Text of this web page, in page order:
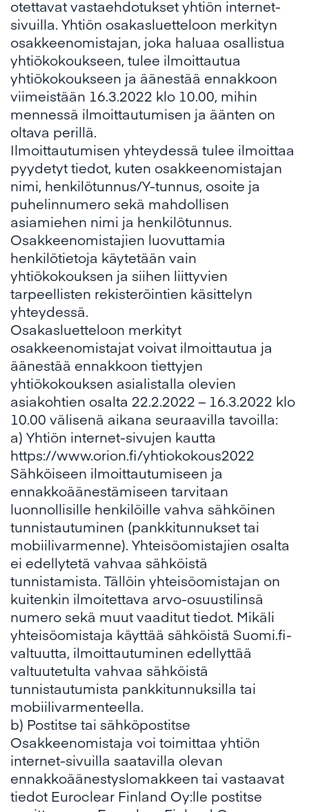
otettavat vastaehdotukset yhtiön internet-
sivuilla. Yhtiön osakasluetteloon merkityn
osakkeenomistajan, joka haluaa osallistua
yhtiökokoukseen, tulee ilmoittautua
yhtiökokoukseen ja äänestää ennakkoon
viimeistään 16.3.2022 klo 10.00, mihin
mennessä ilmoittautumisen ja äänten on
oltava perillä.
Ilmoittautumisen yhteydessä tulee ilmoittaa
pyydetyt tiedot, kuten osakkeenomistajan
nimi, henkilötunnus/Y-tunnus, osoite ja
puhelinnumero sekä mahdollisen
asiamiehen nimi ja henkilötunnus.
Osakkeenomistajien luovuttamia
henkilötietoja käytetään vain
yhtiökokouksen ja siihen liittyvien
tarpeellisten rekisteröintien käsittelyn
yhteydessä.
Osakasluetteloon merkityt
osakkeenomistajat voivat ilmoittautua ja
äänestää ennakkoon tiettyjen
yhtiökokouksen asialistalla olevien
asiakohtien osalta 22.2.2022 – 16.3.2022 klo
10.00 välisenä aikana seuraavilla tavoilla:
a) Yhtiön internet-sivujen kautta
https://www.orion.fi/yhtiokokous2022
Sähköiseen ilmoittautumiseen ja
ennakkoäänestämiseen tarvitaan
luonnollisille henkilöille vahva sähköinen
tunnistautuminen (pankkitunnukset tai
mobiilivarmenne). Yhteisöomistajien osalta
ei edellytetä vahvaa sähköistä
tunnistamista. Tällöin yhteisöomistajan on
kuitenkin ilmoitettava arvo-osuustilinsä
numero sekä muut vaaditut tiedot. Mikäli
yhteisöomistaja käyttää sähköistä Suomi.fi-
valtuutta, ilmoittautuminen edellyttää
valtuutetulta vahvaa sähköistä
tunnistautumista pankkitunnuksilla tai
mobiilivarmenteella.
b) Postitse tai sähköpostitse
Osakkeenomistaja voi toimittaa yhtiön
internet-sivuilla saatavilla olevan
ennakkoäänestyslomakkeen tai vastaavat
tiedot Euroclear Finland Oy:lle postitse